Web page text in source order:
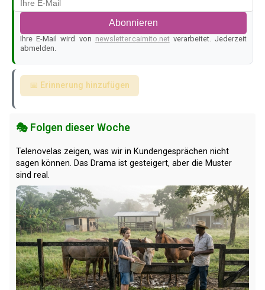
Abonnieren
Ihre E-Mail wird von newsletter.caimito.netverarbeitet. Jederzeit
abmelden.
📅 Erinnerung hinzufügen
🎭 Folgen dieser Woche
Telenovelas zeigen, was wir in Kundengesprächen nicht
sagen können. Das Drama ist gesteigert, aber die Muster
sind real.